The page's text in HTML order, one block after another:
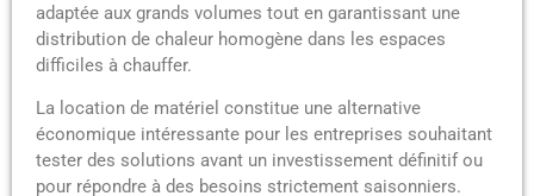
adaptée aux grands volumes tout en garantissant une
distribution de chaleur homogène dans les espaces
difficiles à chauffer.
La location de matériel constitue une alternative
économique intéressante pour les entreprises souhaitant
tester des solutions avant un investissement définitif ou
pour répondre à des besoins strictement saisonniers.